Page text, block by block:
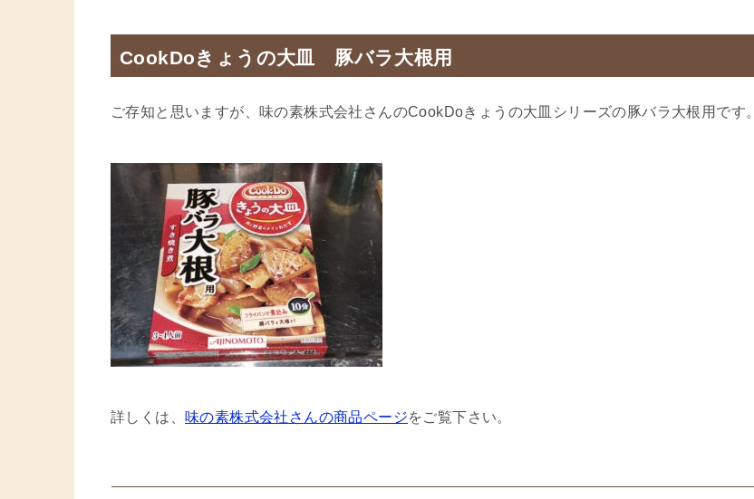
CookDoきょうの大皿 豚バラ大根用
ご存知と思いますが、味の素株式会社さんのCookDoきょうの大皿シリーズの豚バラ大根用です。
詳しくは、 味の素株式会社さんの商品ページをご覧下さい。